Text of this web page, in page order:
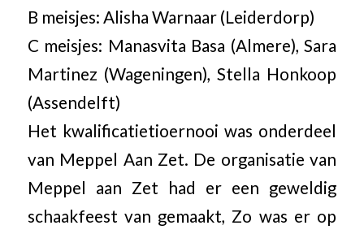
​B meisjes: Alisha Warnaar (Leiderdorp)
C meisjes: Manasvita Basa ​(Almere), Sara
Martinez​ (Wageningen​), Stella Honkoop​
(Assendelft​)
Het kwalificatietioernooi was onderdeel
van Meppel Aan Zet. De organisatie van
Meppel aan Zet had er een geweldig
schaakfeest van gemaakt, Zo was er op